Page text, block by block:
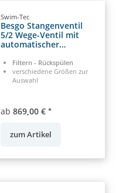
Swim-Tec
Besgo Stangenventil
5/2 Wege-Ventil mit
automatischer
Filtern - Rückspülen
verschiedene Größen zur
Auswahl
ab 869,00 € *
zum Artikel